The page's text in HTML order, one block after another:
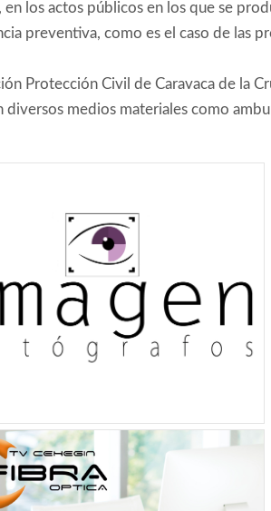
en los actos públicos en los que se
preventiva, como es el caso de las
Protección Civil de Caravaca de la
diversos medios materiales como